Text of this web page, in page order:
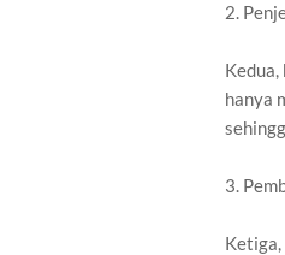
2.
hanya
3.